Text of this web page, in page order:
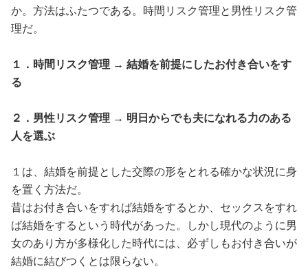
か。方法はふたつである。時間リスク管理と男性リスク管
理だ。
１．時間リスク管理 → 結婚を前提にしたお付き合いをす
る
２．男性リスク管理 → 明日からでも夫になれる力のある
人を選ぶ
１は、結婚を前提とした交際の形をとれる確かな状況に身
を置く方法だ。
昔はお付き合いをすれば結婚をするとか、セックスをすれ
ば結婚をするという時代があった。しかし現代のように男
女のあり方が多様化した時代には、必ずしもお付き合いが
結婚に結びつくとは限らない。